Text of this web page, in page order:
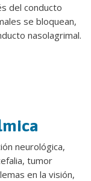
del conducto
se bloquean,
nasolagrimal.
neurológica,
tumor
en la visión,